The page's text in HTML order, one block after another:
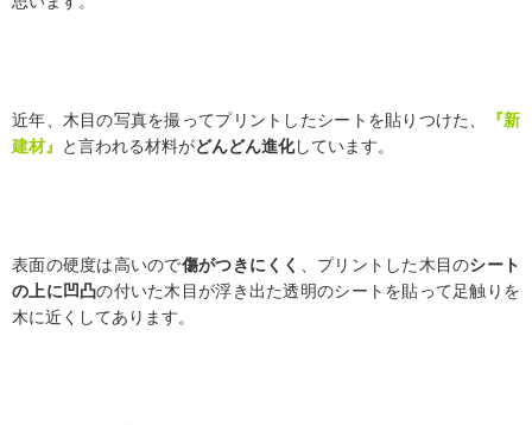
近年、木目の写真を撮ってプリントしたシートを貼りつけた、
『新
建材』
と言われる材料がどんどん進化しています。
表面の硬度は高いので傷がつきにくく 、プリントした木目のシート
の上に凹凸の付いた木目が浮き出た透明のシートを貼って足触りを
木に近くしてあります。